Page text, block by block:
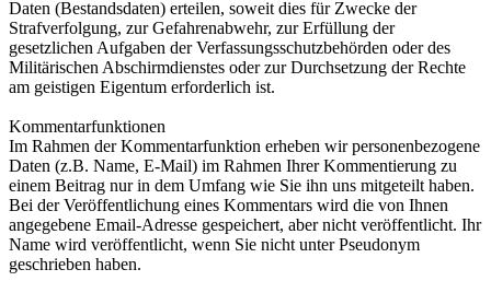
Daten (Bestandsdaten) erteilen, soweit dies für Zwecke der
Strafverfolgung, zur Gefahrenabwehr, zur Erfüllung der
gesetzlichen Aufgaben der Verfassungsschutzbehörden oder des
Militärischen Abschirmdienstes oder zur Durchsetzung der Rechte
am geistigen Eigentum erforderlich ist.
Kommentarfunktionen
Im Rahmen der Kommentarfunktion erheben wir personenbezogene
Daten (z.B. Name, E-Mail) im Rahmen Ihrer Kommentierung zu
einem Beitrag nur in dem Umfang wie Sie ihn uns mitgeteilt haben.
Bei der Veröffentlichung eines Kommentars wird die von Ihnen
angegebene Email-Adresse gespeichert, aber nicht veröffentlicht. Ihr
Name wird veröffentlicht, wenn Sie nicht unter Pseudonym
geschrieben haben.